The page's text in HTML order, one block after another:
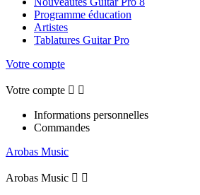
Programme éducation
Artistes
Tablatures Guitar Pro
Votre compte
Votre compte  
Informations personnelles
Commandes
Arobas Music
Arobas Music  